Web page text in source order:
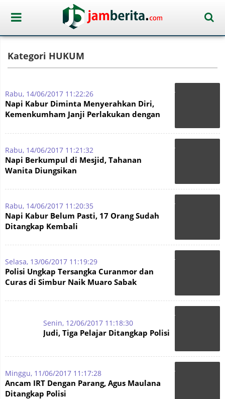
Kategori HUKUM
Rabu, 14/06/2017 11:22:26
Napi Kabur Diminta Menyerahkan Diri,
Kemenkumham Janji Perlakukan dengan
Rabu, 14/06/2017 11:21:32
Napi Berkumpul di Mesjid, Tahanan
Wanita Diungsikan
Rabu, 14/06/2017 11:20:35
Napi Kabur Belum Pasti, 17 Orang Sudah
Ditangkap Kembali
Selasa, 13/06/2017 11:19:29
Polisi Ungkap Tersangka Curanmor dan
Curas di Simbur Naik Muaro Sabak
Senin, 12/06/2017 11:18:30
Judi, Tiga Pelajar Ditangkap Polisi
Minggu, 11/06/2017 11:17:28
Ancam IRT Dengan Parang, Agus Maulana
Ditangkap Polisi